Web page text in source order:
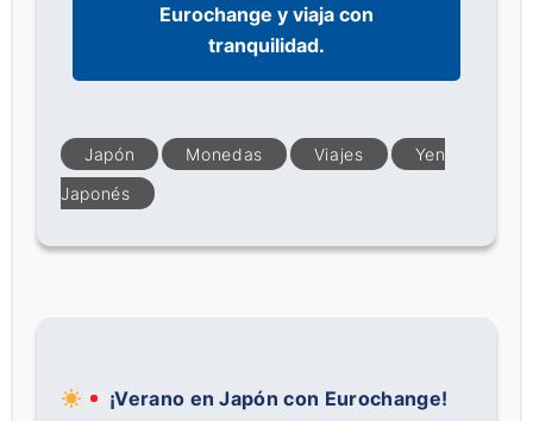
Eurochange y viaja con
tranquilidad.
Japón Monedas Viajes
Yen
Japonés
¡Verano en Japón con Eurochange!